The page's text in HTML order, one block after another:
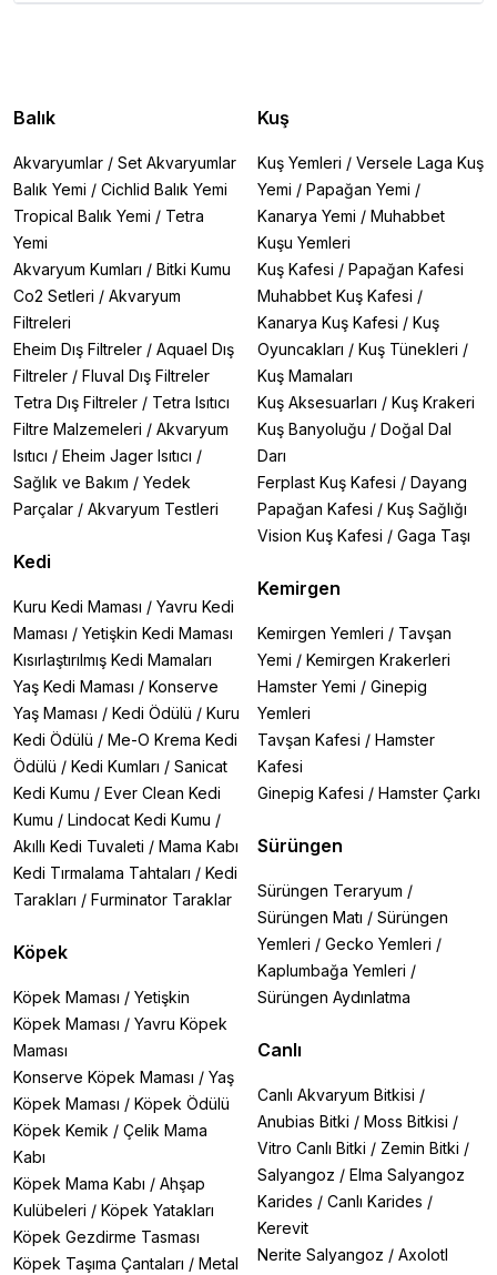
Balık
Akvaryumlar / Set Akvaryumlar
Balık Yemi / Cichlid Balık Yemi
Tropical Balık Yemi / Tetra
Yemi
Akvaryum Kumları / Bitki Kumu
Co2 Setleri / Akvaryum
Filtreleri
Eheim Dış Filtreler / Aquael Dış
Filtreler / Fluval Dış Filtreler
Tetra Dış Filtreler / Tetra Isıtıcı
Filtre Malzemeleri / Akvaryum
Isıtıcı / Eheim Jager Isıtıcı /
Sağlık ve Bakım / Yedek
Parçalar / Akvaryum Testleri
Kedi
Kuru Kedi Maması / Yavru Kedi
Maması / Yetişkin Kedi Maması
Kısırlaştırılmış Kedi Mamaları
Yaş Kedi Maması / Konserve
Yaş Maması / Kedi Ödülü / Kuru
Kedi Ödülü / Me-O Krema Kedi
Ödülü / Kedi Kumları / Sanicat
Kedi Kumu / Ever Clean Kedi
Kumu / Lindocat Kedi Kumu /
Akıllı Kedi Tuvaleti / Mama Kabı
Kedi Tırmalama Tahtaları / Kedi
Tarakları / Furminator Taraklar
Köpek
Köpek Maması / Yetişkin
Köpek Maması / Yavru Köpek
Maması
Konserve Köpek Maması / Yaş
Köpek Maması / Köpek Ödülü
Köpek Kemik / Çelik Mama
Kabı
Köpek Mama Kabı / Ahşap
Kulübeleri / Köpek Yatakları
Köpek Gezdirme Tasması
Köpek Taşıma Çantaları / Metal
Kuş
Kuş Yemleri / Versele Laga Kuş
Yemi / Papağan Yemi /
Kanarya Yemi / Muhabbet
Kuşu Yemleri
Kuş Kafesi / Papağan Kafesi
Muhabbet Kuş Kafesi /
Kanarya Kuş Kafesi / Kuş
Oyuncakları / Kuş Tünekleri /
Kuş Mamaları
Kuş Aksesuarları / Kuş Krakeri
Kuş Banyoluğu / Doğal Dal
Darı
Ferplast Kuş Kafesi / Dayang
Papağan Kafesi / Kuş Sağlığı
Vision Kuş Kafesi / Gaga Taşı
Kemirgen
Kemirgen Yemleri / Tavşan
Yemi / Kemirgen Krakerleri
Hamster Yemi / Ginepig
Yemleri
Tavşan Kafesi / Hamster
Kafesi
Ginepig Kafesi / Hamster Çarkı
Sürüngen
Sürüngen Teraryum /
Sürüngen Matı / Sürüngen
Yemleri / Gecko Yemleri /
Kaplumbağa Yemleri /
Sürüngen Aydınlatma
Canlı
Canlı Akvaryum Bitkisi /
Anubias Bitki / Moss Bitkisi /
Vitro Canlı Bitki / Zemin Bitki /
Salyangoz / Elma Salyangoz
Karides / Canlı Karides /
Kerevit
Nerite Salyangoz / Axolotl